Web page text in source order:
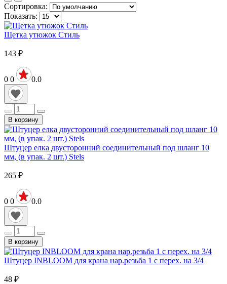
Сортировка:
Показать:
Щетка утюжок Стиль
143 ₽
0 0 0.0
В корзину
Штуцер елка двусторонний соединительный под шланг 10
мм, (в упак. 2 шт.) Stels
265 ₽
0 0 0.0
В корзину
Штуцер INBLOOM для крана нар.резьба 1 с перех. на 3/4
48 ₽